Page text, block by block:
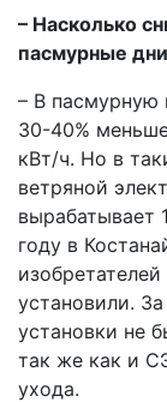
– Насколько
пасмурные
– В пасмурную
30-40%
кВт/ч. Но в
ветряной
вырабатывает
году в
установили.
установки не
так же как и
ухода.